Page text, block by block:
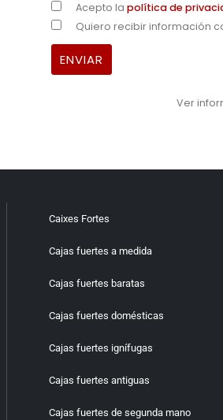
Acepto la política de
Quiero recibir información
Ver
Caixes Fortes
Cajas fuertes a medida
Cajas fuertes baratas
Cajas fuertes domésticas
Cajas fuertes ignífugas
Cajas fuertes antiguas
Cajas fuertes de segunda mano